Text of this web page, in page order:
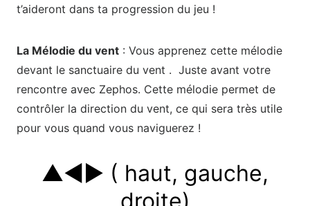
t’aideront dans ta progression du jeu !
La Mélodie du vent : Vous apprenez cette mélodie
devant le sanctuaire du vent . Juste avant votre
rencontre avec Zephos. Cette mélodie permet de
contrôler la direction du vent, ce qui sera très utile
pour vous quand vous naviguerez !
▲◄► ( haut, gauche,